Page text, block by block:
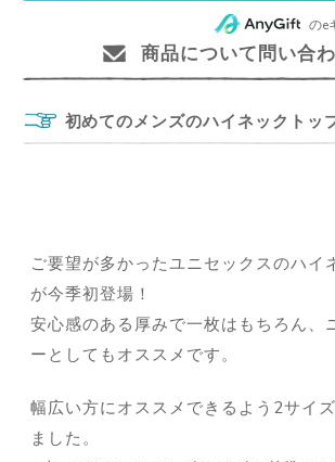
のe
商品について問い合
初めてのメンズのハイネックトッ
ご要望が多かったユニセックスのハイ
が今季初登場！
安心感のある厚みで一枚はもちろん、
ーとしてもオススメです。
幅広い方にオススメできるよう2サイ
ました。